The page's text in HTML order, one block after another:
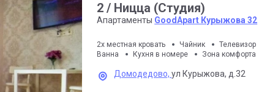
2 / Ницца (Студия)
Апартаменты GoodApart Курыжова 32
2х местная кровать Чайник Телевизор
Ванна
Кухня в номере Зона комфорта
Домодедово,ул Курыжова, д.32